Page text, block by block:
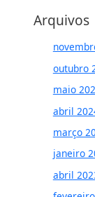
Arquivos
outubro
maio
abril
março
janeiro
abril